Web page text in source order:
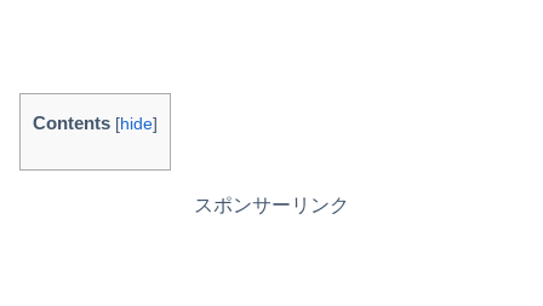
Contents [hide]
スポンサーリンク